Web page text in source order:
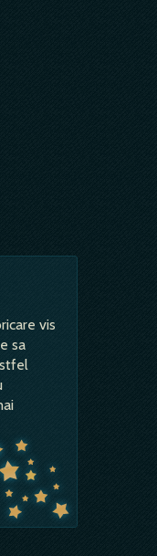
vis
sa